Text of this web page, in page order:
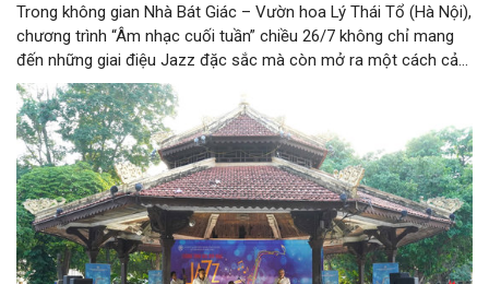
Trong không gian Nhà Bát Giác – Vườn hoa Lý Thái Tổ (Hà Nội),
chương trình “Âm nhạc cuối tuần” chiều 26/7 không chỉ mang
đến những giai điệu Jazz đặc sắc mà còn mở ra một cách cảm
nhận mới về Hà Nội. Điểm nhấn của chương trình là ca khúc “Hà
Nội mùa thu” của nhạc sĩ Vũ Thanh đã đưa hình ảnh Thủ đô
hiện lên bằng vẻ đẹp tinh tế, giàu chiều sâu văn hóa, qua đó
khẳng định vai trò của nghệ thuật trong việc kiến tạo không
gian văn hóa cộng đồng và lan tỏa những giá trị bền vững của
thành phố.